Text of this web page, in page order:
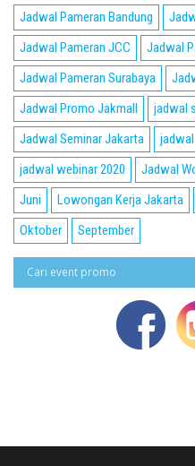
Jadwal Pameran Bandung
Jadwal Pameran JCC
Jadwal
Jadwal Pameran Surabaya
Jadwal Promo Jakmall
jadwal
Jadwal Seminar Jakarta
jadwal webinar 2020
Jadwal
Juni
Lowongan Kerja Jakarta
Oktober
September